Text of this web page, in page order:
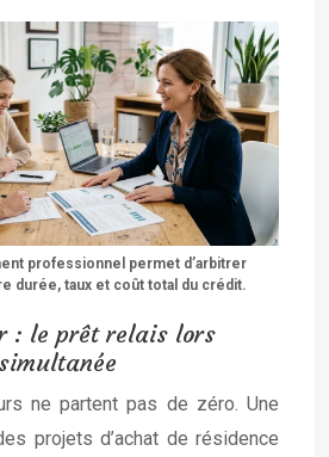
professionnel permet d’arbitrer
durée, taux et coût total du crédit.
: le prêt relais lors
ne partent pas de zéro. Une
projets d’achat de résidence